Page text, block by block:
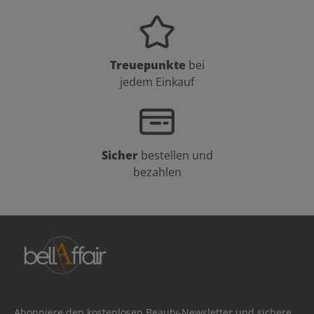
Treuepunkte bei
jedem Einkauf
Sicher bestellen und
bezahlen